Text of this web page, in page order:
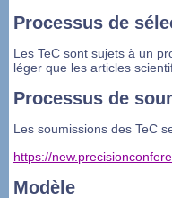
Processus de
Les TeC sont sujets à un
léger que les articles
Processus de
Les soumissions des TeC
https://
Modèle